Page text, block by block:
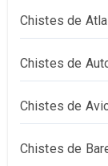
Chistes de
Chistes de
Chistes de
Chistes de